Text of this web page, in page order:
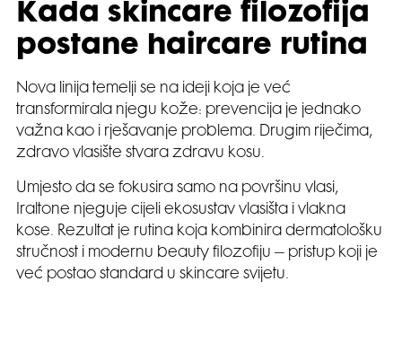
Kada skincare filozofija
postane haircare rutina
Nova linija temelji se na ideji koja je već
transformirala njegu kože: prevencija je jednako
važna kao i rješavanje problema. Drugim riječima,
zdravo vlasište stvara zdravu kosu.
Umjesto da se fokusira samo na površinu vlasi,
Iraltone njeguje cijeli ekosustav vlasišta i vlakna
kose. Rezultat je rutina koja kombinira dermatološku
stručnost i modernu beauty filozofiju – pristup koji je
već postao standard u skincare svijetu.